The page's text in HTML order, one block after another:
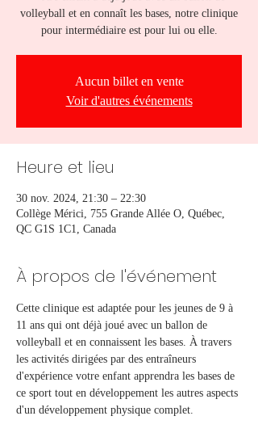
volleyball et en connaît les bases, notre clinique
pour intermédiaire est pour lui ou elle.
Aucun billet en vente
Voir d'autres événements
Heure et lieu
30 nov. 2024, 21:30 – 22:30
Collège Mérici, 755 Grande Allée O, Québec,
QC G1S 1C1, Canada
À propos de l'événement
Cette clinique est adaptée pour les jeunes de 9 à
11 ans qui ont déjà joué avec un ballon de
volleyball et en connaissent les bases. À travers
les activités dirigées par des entraîneurs
d'expérience votre enfant apprendra les bases de
ce sport tout en développement les autres aspects
d'un développement physique complet.